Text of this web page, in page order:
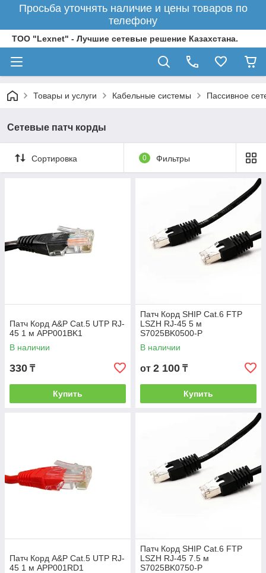
Просьба уточнять наличие и цены товаров по
телефону
ТОО "Lexnet" - Лучшие сетевые решение Казахстана.
Товары и услуги Кабельные системы Пассивное
Сетевые патч корды
Сортировка 0 Фильтры
Патч Корд A&P Cat.5 UTP RJ-
45 1 м APP001BK1
В наличии
330 ₸
Купить
Патч Корд SHIP Cat.6 FTP
LSZH RJ-45 5 м
S7025BK0500-P
В наличии
от 2 100 ₸
Купить
Патч Корд A&P Cat.5 UTP RJ-
45 1 м APP001RD1
Патч Корд SHIP Cat.6 FTP
LSZH RJ-45 7.5 м
S7025BK0750-P